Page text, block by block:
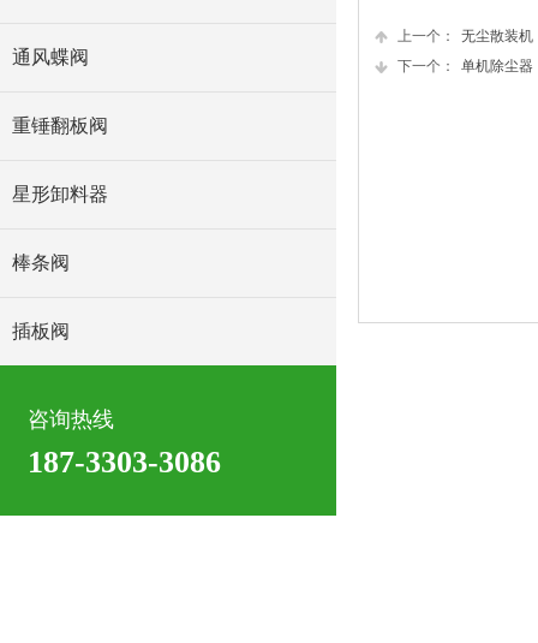
上一个：
无尘散装机
下一个：
单机除尘器
通风蝶阀
重锤翻板阀
星形卸料器
棒条阀
插板阀
咨询热线
187-3303-3086